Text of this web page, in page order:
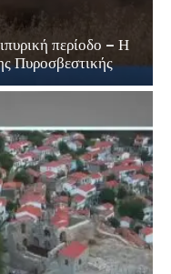
περίοδο – Η
Πυροσβεστικής